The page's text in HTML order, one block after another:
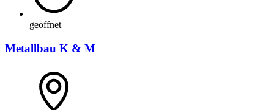
geöffnet
Metallbau K & M